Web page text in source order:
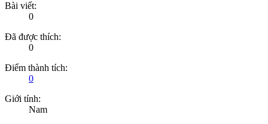
Bài viết:
0
Đã được thích:
0
Điểm thành tích:
0
Giới tính:
Nam